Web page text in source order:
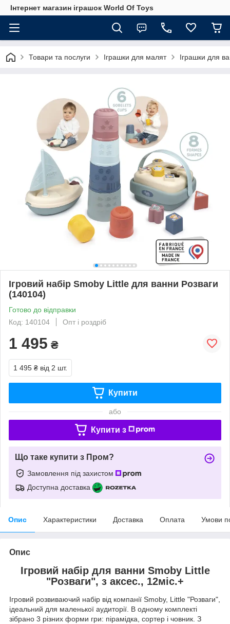
Інтернет магазин іграшок World Of Toys
Товари та послуги Іграшки для малят Іграшки для
Ігровий набір Smoby Little для ванни Розваги
(140104)
Готово до відправки
Код: 140104
Опт і роздріб
1 495 ₴
1 495 ₴ від 2 шт.
Купити
або
Купити з
Що таке купити з Пром?
Замовлення під захистом
Доступна доставка
Опис Характеристики Доставка Оплата Умови
Опис
Ігровий набір для ванни Smoby Little
"Розваги", з аксес., 12міс.+
Ігровий розвиваючий набір від компанії Smoby, Little "Розваги",
ідеальний для маленької аудиторії. В одному комплекті
зібрано 3 різних форми гри: пірамідка, сортер і човник. З